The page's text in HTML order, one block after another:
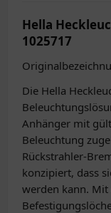
Hella
1025717
Die Hella
Anhänger mit
Beleuchtung
Rückstrahler-
konzipiert, dass
werden kann.